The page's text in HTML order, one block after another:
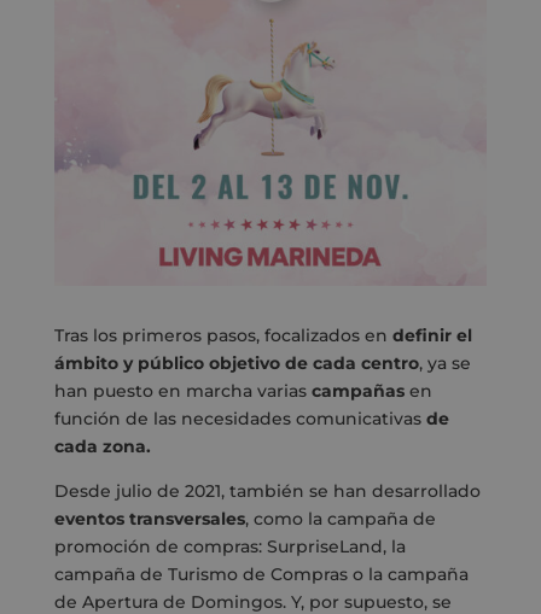
Tras los primeros pasos, focalizados en definir el
ámbito y público objetivo de cada centro, ya se
han puesto en marcha varias campañasen
función de las necesidades comunicativas de
cada zona.
Desde julio de 2021, también se han desarrollado
eventos transversales, como la campaña de
promoción de compras: SurpriseLand, la
campaña de Turismo de Compras o la campaña
de Apertura de Domingos. Y, por supuesto, se